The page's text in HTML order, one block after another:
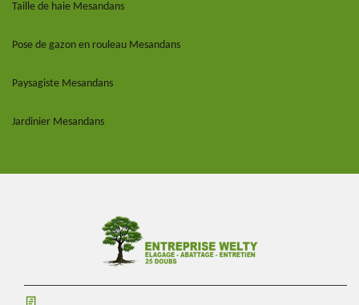
Taille de haie Mesandans
Pose de gazon en rouleau Mesandans
Paysagiste Mesandans
Jardinier Mesandans